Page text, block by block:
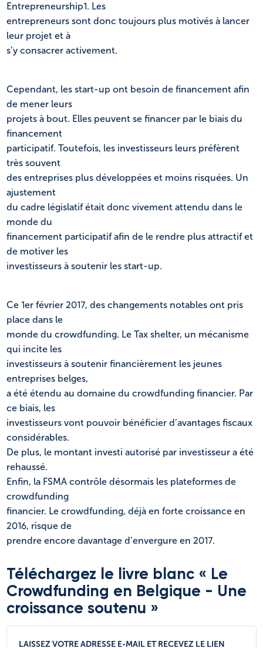
Entrepreneurship1. Les
entrepreneurs sont donc toujours plus motivés à lancer
leur projet et à
s’y consacrer activement.
Cependant, les start-up ont besoin de financement afin
de mener leurs
projets à bout. Elles peuvent se financer par le biais du
financement
participatif. Toutefois, les investisseurs leurs préfèrent
très souvent
des entreprises plus développées et moins risquées. Un
ajustement
du cadre législatif était donc vivement attendu dans le
monde du
financement participatif afin de le rendre plus attractif et
de motiver les
investisseurs à soutenir les start-up.
Ce 1er février 2017, des changements notables ont pris
place dans le
monde du crowdfunding. Le Tax shelter, un mécanisme
qui incite les
investisseurs à soutenir financièrement les jeunes
entreprises belges,
a été étendu au domaine du crowdfunding financier. Par
ce biais, les
investisseurs vont pouvoir bénéficier d’avantages fiscaux
considérables.
De plus, le montant investi autorisé par investisseur a été
rehaussé.
Enfin, la FSMA contrôle désormais les plateformes de
crowdfunding
financier. Le crowdfunding, déjà en forte croissance en
2016, risque de
prendre encore davantage d’envergure en 2017.
Téléchargez le livre blanc « Le
Crowdfunding en Belgique - Une
croissance soutenu »
LAISSEZ VOTRE ADRESSE E-MAIL ET RECEVEZ LE LIEN